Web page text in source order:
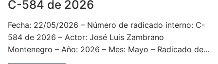
C-584 de 2026
Fecha: 22/05/2026 – Número de radicado interno: C-
584 de 2026 – Actor: José Luis Zambrano
Montenegro – Año: 2026 – Mes: Mayo – Radicado de…